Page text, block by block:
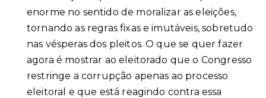
enorme no sentido de moralizar as eleições,
tornando as regras fixas e imutáveis, sobretudo
nas vésperas dos pleitos. O que se quer fazer
agora é mostrar ao eleitorado que o Congresso
restringe a corrupção apenas ao processo
eleitoral e que está reagindo contra essa